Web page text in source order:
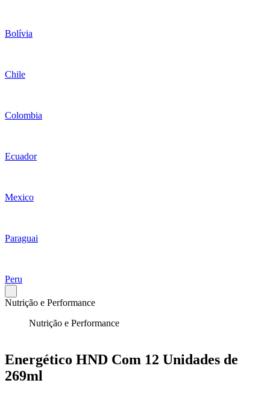
Bolívia
Chile
Colombia
Ecuador
Mexico
Paraguai
Peru
Nutrição e Performance
Nutrição e Performance
Energético HND Com 12 Unidades de
269ml